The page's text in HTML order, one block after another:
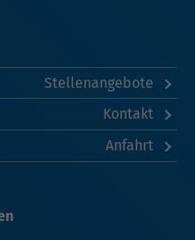
Stellenangebote
Kontakt
Anfahrt